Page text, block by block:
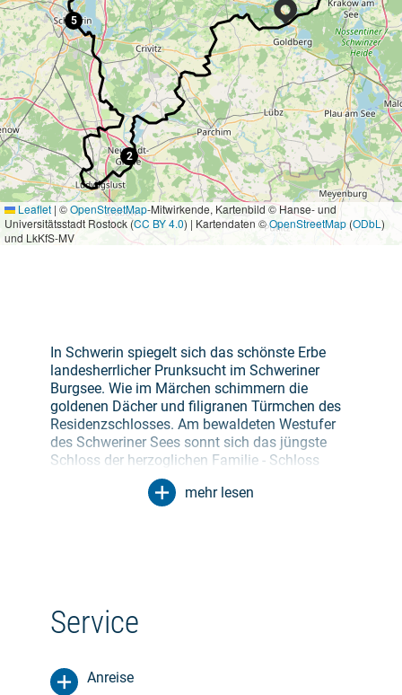
2
5
Leaflet | ©OpenStreetMap-Mitwirkende, Kartenbild © Hanse- und
Universitätsstadt Rostock (CC BY 4.0) | Kartendaten ©OpenStreetMap (ODbL )
und LkKfS-MV
In Schwerin spiegelt sich das schönste Erbe
landesherrlicher Prunksucht im Schweriner
Burgsee. Wie im Märchen schimmern die
goldenen Dächer und filigranen Türmchen des
Residenzschlosses. Am bewaldeten Westufer
des Schweriner Sees sonnt sich das jüngste
Schloss der herzoglichen Familie - Schloss
Wiligrad. Einige Kilometer weiter, in Dorf
Mecklenburg, liegen die Wurzeln des Landes.
Die zweite Etappe führt landeinwärts durch die
typische mecklenburgische Landschaft, vorbei
werdende Hügel mit großartigen Ausblicken,
nach Bützow. Der kleine Ort an der Warnow war
mehr lesen
Service
Anreise